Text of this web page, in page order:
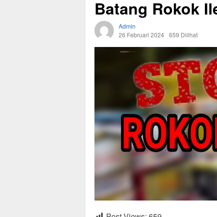
Batang Rokok
Admin
26 Februari 2024 659 Dilihat